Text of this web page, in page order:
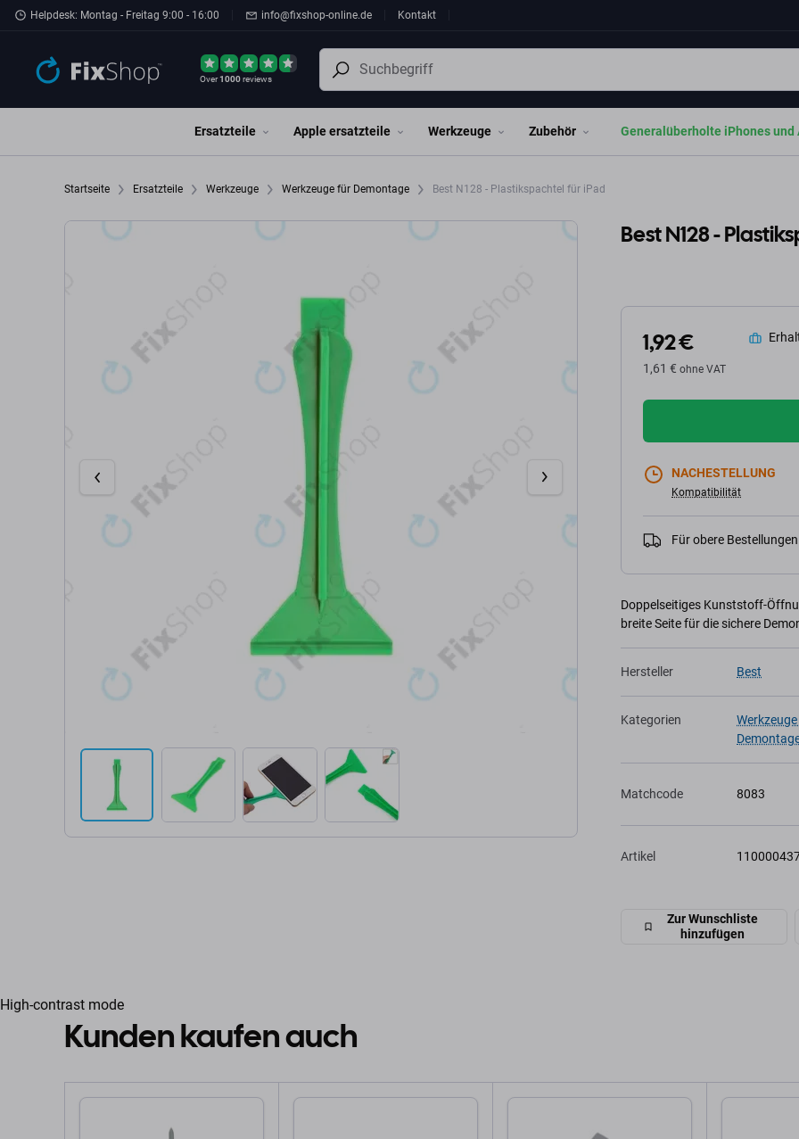
Zum Hauptinhalt springen
Helpdesk: Montag - Freitag 9:00 - 16:00 info@fixshop-online.de Kontakt
Over1000reviews
Ersatzteile Apple ersatzteile Werkzeuge Zubehör Generalüberholte iPhones und
Startseite Ersatzteile Werkzeuge Werkzeuge für Demontage Best N128 - Plastikspachtel für iPad
Best N128 -
1,92 €
1,61 € ohne VAT
NACHESTELLUNG
Kompatibilität
Für obere
Doppelseitiges Kunststoff-
breite Seite für die sichere
Hersteller Best
Kategorien
Matchcode 8083
Artikel
Zur Wunschliste
hinzufügen
High-contrast mode
Kunden kaufen auch